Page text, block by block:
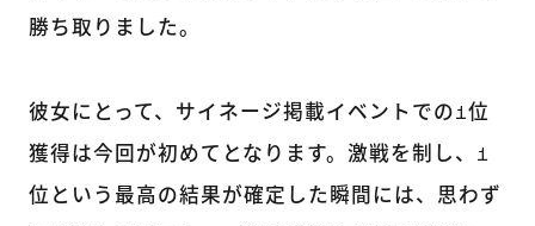
勝ち取りました。
彼女にとって、サイネージ掲載イベントでの1位
獲得は今回が初めてとなります。激戦を制し、1
位という最高の結果が確定した瞬間には、思わず